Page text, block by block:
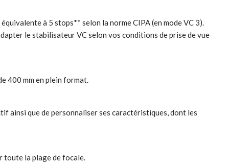
à 5 stops** selon la norme CIPA (en mode VC 3).
le stabilisateur VC selon vos conditions de prise de vue
400 mm en plein format.
ainsi que de personnaliser ses caractéristiques, dont les
toute la plage de focale.